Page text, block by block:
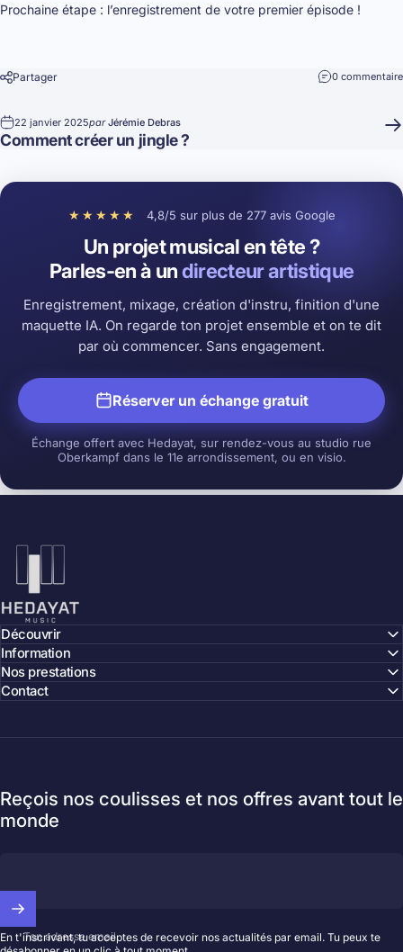
Prochaine étape : l’enregistrement de votre premier épisode !
Partager 0 commentaire
22 janvier 2025parJérémie Debras
Comment créer un jingle ?
★★★★★ 4,8/5 sur plus de 277 avis Google
Un projet musical en tête ?
Parles-en à undirecteur artistique
Enregistrement, mixage, création d'instru, finition d'une
maquette IA. On regarde ton projet ensemble et on te dit
par où commencer. Sans engagement.
Réserver un échange gratuit
Échange offert avec Hedayat, sur rendez-vous au studio rue
Oberkampf dans le 11e arrondissement, ou en visio.
Hedayat Music
Découvrir
Information
Nos prestations
Contact
Reçois nos coulisses et nos offres avant tout le
monde
Ton adresse email
En t'inscrivant, tu acceptes de recevoir nos actualités par email. Tu peux te